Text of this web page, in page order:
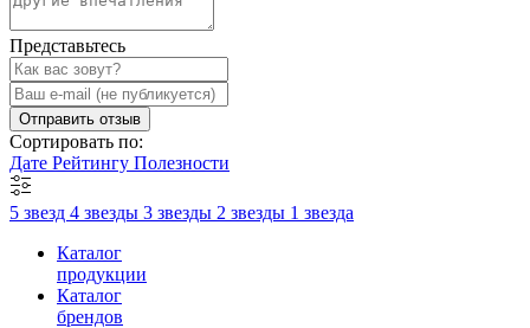
Представьтесь
Отправить отзыв
Сортировать по:
Дате Рейтингу Полезности
5 звезд 4 звезды 3 звезды 2 звезды 1 звезда
Каталог
продукции
Каталог
брендов